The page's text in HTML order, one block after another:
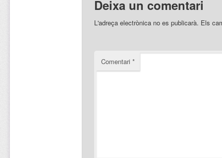
Deixa un comentari
L'adreça electrònica no es publicarà. Els
Comentari *